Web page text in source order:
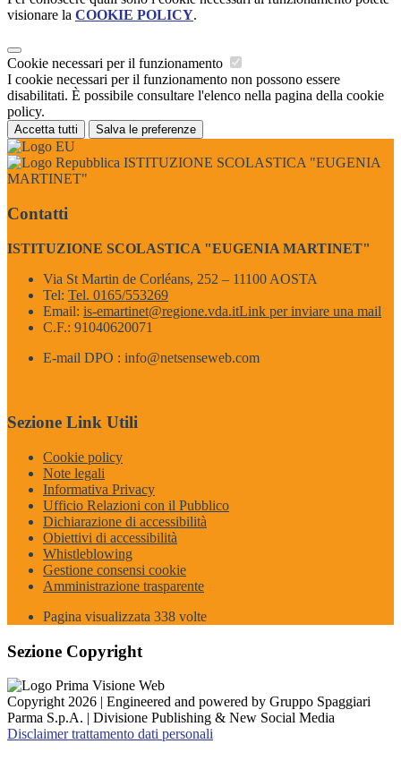
visionare la COOKIE POLICY.
Cookie necessari per il funzionamento
I cookie necessari per il funzionamento non possono essere
disabilitati. È possibile consultare l'elenco nella pagina della cookie
policy.
Accetta tutti Salva le preferenze
ISTITUZIONE SCOLASTICA "EUGENIA
MARTINET"
Contatti
ISTITUZIONE SCOLASTICA "EUGENIA MARTINET"
Via St Martin de Corléans, 252 – 11100 AOSTA
Tel: Tel. 0165/553269
Email: is-emartinet@regione.vda.itLink per inviare una mail
C.F.: 91040620071
E-mail DPO : info@netsenseweb.com
Sezione Link Utili
Cookie policy
Note legali
Informativa Privacy
Ufficio Relazioni con il Pubblico
Dichiarazione di accessibilità
Obiettivi di accessibilità
Whistleblowing
Gestione consensi cookie
Amministrazione trasparente
Pagina visualizzata 338 volte
Sezione Copyright
Copyright 2026 | Engineered and powered by Gruppo Spaggiari
Parma S.p.A. | Divisione Publishing & New Social Media
Disclaimer trattamento dati personali